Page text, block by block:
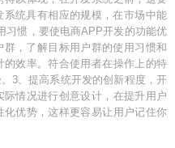
统具有相应的规模，在市场中能
习惯，要使电商APP开发的功能优
，了解目标用户群的使用习惯和
效率。符合使用者在操作上的特
3、提高系统开发的创新程度，开
情况进行创意设计，在提升用户
优势，这样更容易让用户记住你